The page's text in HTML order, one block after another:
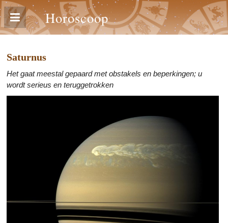
Horoscoop
Saturnus
Het gaat meestal gepaard met obstakels en beperkingen; u
wordt serieus en teruggetrokken